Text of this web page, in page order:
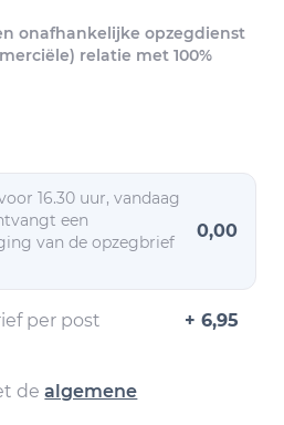
onafhankelijke opzegdienst
relatie met 100%
16.30 uur, vandaag
een
van de opzegbrief
0,00
per post
+ 6,95
dealgemene